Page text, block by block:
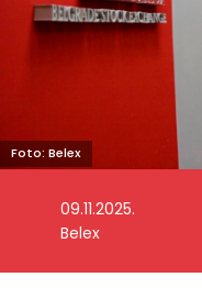
Foto: Belex
09.11.2025.
Belex